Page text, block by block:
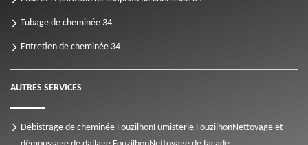
Tubage de cheminée 34
Entretien de cheminée 34
AUTRES SERVICES
Débistrage de cheminée FouzilhonFumisterie FouzilhonNettoyage et